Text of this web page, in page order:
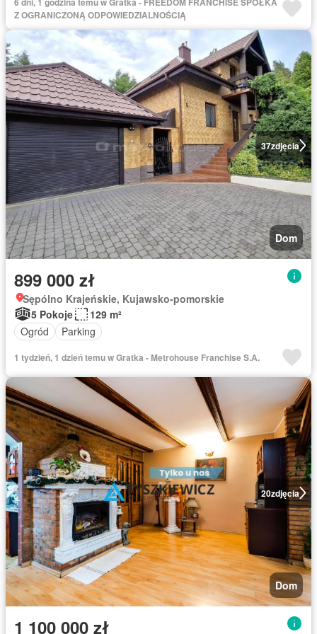
Z OGRANICZONĄ ODPOWIEDZIALNOŚCIĄ
37zdjęcia
Dom
899 000 zł
Sępólno Krajeńskie, Kujawsko-pomorskie
5 Pokoje
129 m²
Ogród
Parking
1 tydzień, 1 dzień temu w Gratka - Metrohouse Franchise S.A.
20zdjęcia
Dom
1 100 000 zł